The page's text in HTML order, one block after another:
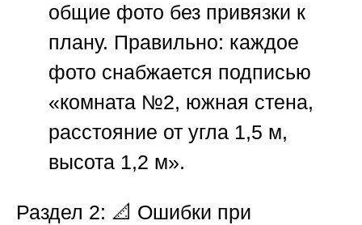
общие фото без привязки к
плану. Правильно: каждое
фото снабжается подписью
«комната №2, южная стена,
расстояние от угла 1,5 м,
высота 1,2 м».
Раздел 2: 📐 Ошибки при